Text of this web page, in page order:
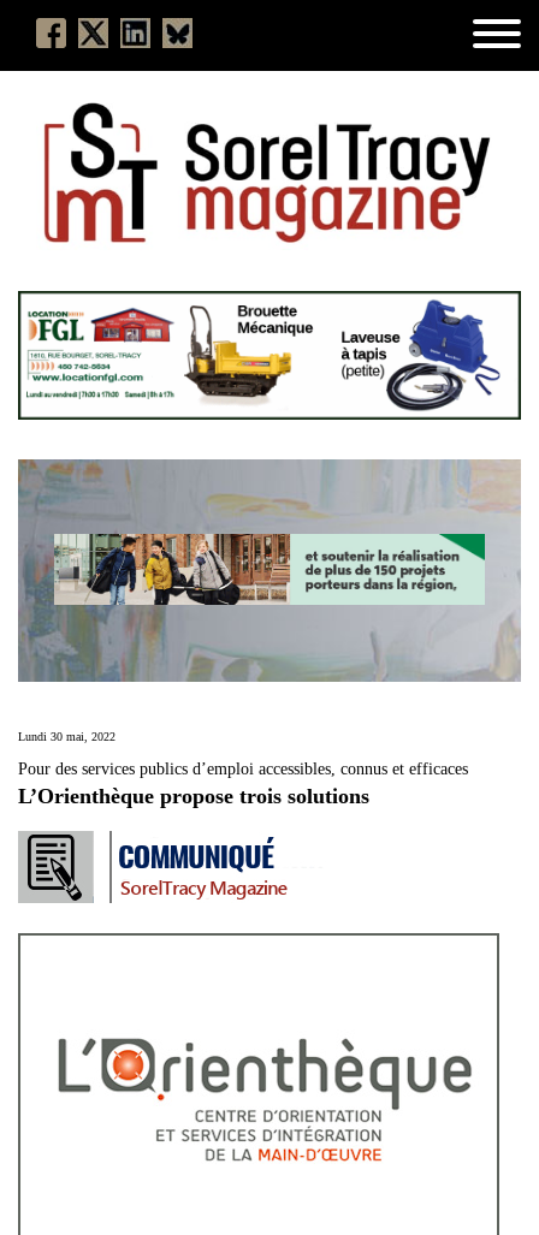
Lundi 30 mai, 2022
Pour des services publics d’emploi accessibles, connus et efficaces
L’Orienthèque propose trois solutions